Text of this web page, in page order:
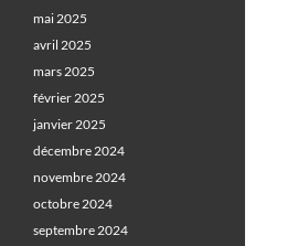
mai 2025
avril 2025
mars 2025
février 2025
janvier 2025
décembre 2024
novembre 2024
octobre 2024
septembre 2024